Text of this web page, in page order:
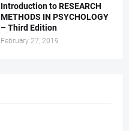
Introduction to RESEARCH
METHODS IN PSYCHOLOGY
– Third Edition
February 27, 2019